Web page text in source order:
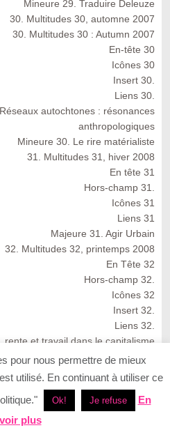
Mineure 29. Traduire Deleuze
30. Multitudes 30, automne 2007
30. Multitudes 30 : Autumn 2007
En-tête 30
Icônes 30
Insert 30.
Liens 30.
autochtones : résonances
anthropologiques
Mineure 30. Le rire matérialiste
31. Multitudes 31, hiver 2008
En tête 31
Hors-champ 31.
Icônes 31
Liens 31
Majeure 31. Agir Urbain
32. Multitudes 32, printemps 2008
En Tête 32
Hors-champ 32.
Icônes 32
Insert 32.
Liens 32.
rente et travail dans le capitalisme
cognitif
Multitudes 32 : Spring 2008
33. Multitudes 33 : Summer 2008
pour nous permettre de mieux
utilisé. En continuant à utiliser ce
Ok! Je refuse
En
plus